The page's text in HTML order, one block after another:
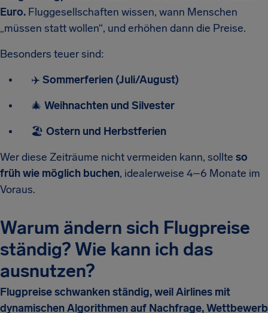
Euro. Fluggesellschaften wissen, wann Menschen
„müssen statt wollen“, und erhöhen dann die Preise.
Besonders teuer sind:
✈️ Sommerferien (Juli/August)
🎄 Weihnachten und Silvester
🏖️ Ostern und Herbstferien
Wer diese Zeiträume nicht vermeiden kann, sollte so
früh wie möglich buchen, idealerweise 4–6 Monate im
Voraus.
Warum ändern sich Flugpreise
ständig? Wie kann ich das
ausnutzen?
Flugpreise schwanken ständig, weil Airlines mit
dynamischen Algorithmen auf Nachfrage, Wettbewerb